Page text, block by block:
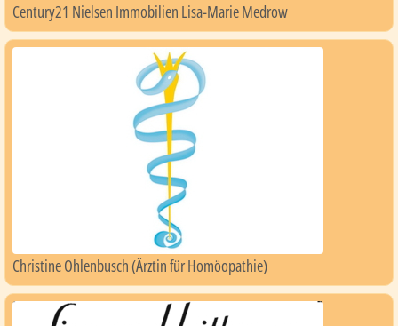
Century21 Nielsen Immobilien Lisa-Marie Medrow
Christine Ohlenbusch (Ärztin für Homöopathie)